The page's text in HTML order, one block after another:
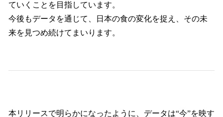
ていくことを目指しています。
今後もデータを通じて、日本の食の変化を捉え、その未
来を見つめ続けてまいります。
本リリースで明らかになったように、データは“今”を映す